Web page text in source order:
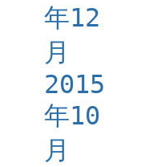
年12
月
2015
年10
月